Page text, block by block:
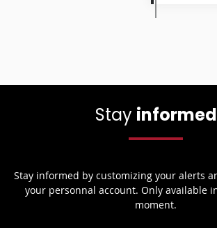
Stay informed
Stay informed by customizing your alerts
your personnal account. Only available
moment.